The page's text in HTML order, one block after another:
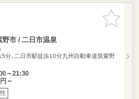
お気に入
りに追加
野市 / 二日市温泉
分､二日市駅徒歩10分九州自動車道筑紫野
～21:30
～